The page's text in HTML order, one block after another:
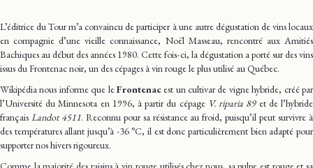
L’éditrice du Tour m’a convaincu de participer à une autre dégustation de vins locaux
en compagnie d’une vieille connaissance, Noël Masseau, rencontré aux Amitiés
Bachiques au début des années 1980. Cette fois-ci, la dégustation a porté sur des vins
issus du Frontenac noir, un des cépages à vin rouge le plus utilisé au Québec.
Wikipédia nous informe que leFrontenacest un cultivar de vigne hybride, créé par
l’Université du Minnesota en 1996, à partir du cépage V. riparia 89et de l’hybride
français Landot 4511. Reconnu pour sa résistance au froid, puisqu’il peut survivre à
des températures allant jusqu’à -36 °C, il est donc particulièrement bien adapté pour
supporter nos hivers rigoureux.